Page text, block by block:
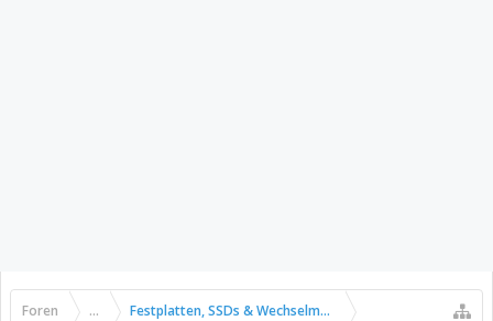
Foren ... Festplatten, SSDs & Wechselmedien